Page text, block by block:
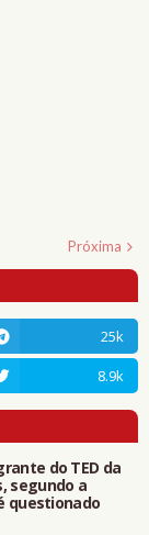
Próxima
25k
8.9k
do TED da
segundo a
questionado